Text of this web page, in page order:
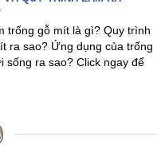
trống gỗ mít là gì? Quy trình
ra sao? Ứng dụng của trống
sống ra sao? Click ngay để